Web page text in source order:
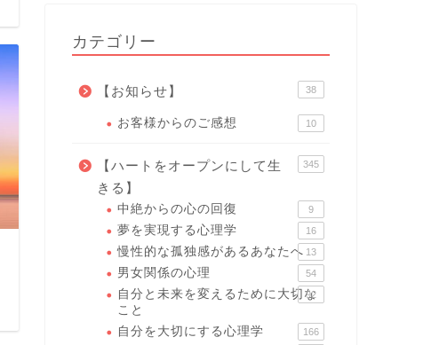
カテゴリー
【お知らせ】 38
お客様からのご感想 10
【ハートをオープンにして生
きる】
345
中絶からの心の回復 9
夢を実現する心理学 16
慢性的な孤独感があるあなたへ 13
男女関係の心理 54
自分と未来を変えるために大切な
こと
92
自分を大切にする心理学 166